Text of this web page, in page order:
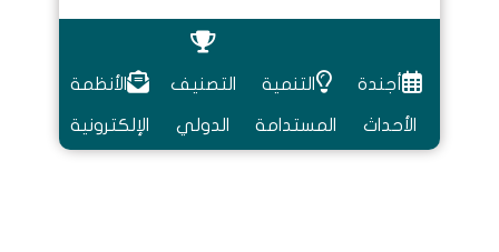
أجندة
الأحداث
التنمية
المستدامة
التصنيف
الدولي
الأنظمة
الإلكترونية